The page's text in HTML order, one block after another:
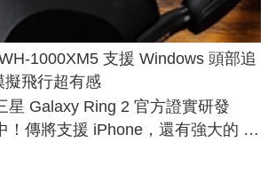
1000XM5 支援 Windows 頭部追
擬飛行超有感
星 Galaxy Ring 2 官方證實研發
！傳將支援 iPhone，還有強大的 AI